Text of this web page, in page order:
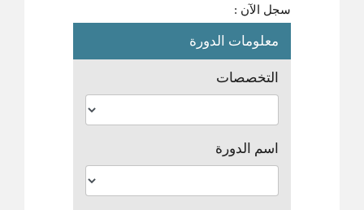
سجل الآن :
معلومات الدورة
التخصصات
اسم الدورة